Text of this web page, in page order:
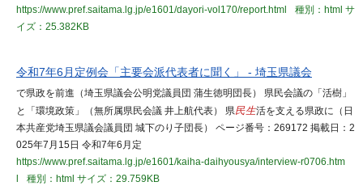
https://www.pref.saitama.lg.jp/e1601/dayori-vol170/report.html
種別：html サ
イズ：25.382KB
令和7年6月定例会「主要会派代表者に聞く」 - 埼玉県議会
で県政を前進（埼玉県議会公明党議員団 蒲生徳明団長） 県民会議の「活樹」
と「環境政策」（無所属県民会議 井上航代表） 県民生活を支える県政に（日
本共産党埼玉県議会議員団 城下のり子団長） ページ番号：269172 掲載日：2
025年7月15日 令和7年6月定
https://www.pref.saitama.lg.jp/e1601/kaiha-daihyousya/interview-r0706.htm
種別：html サイズ：29.759KB